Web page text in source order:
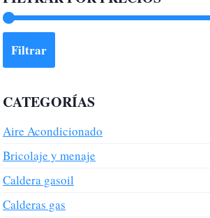
se
pueden
elegir
página
de
producto
Filtrar
CATEGORÍAS
Aire Acondicionado
Bricolaje y menaje
Caldera gasoil
Calderas gas